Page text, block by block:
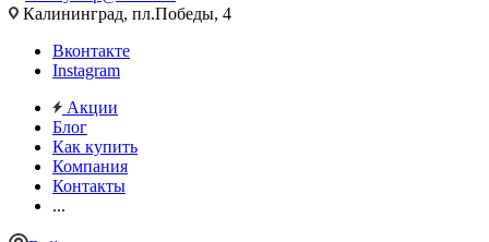
Калининград, пл.Победы, 4
Вконтакте
Instagram
Акции
Блог
Как купить
Компания
Контакты
...